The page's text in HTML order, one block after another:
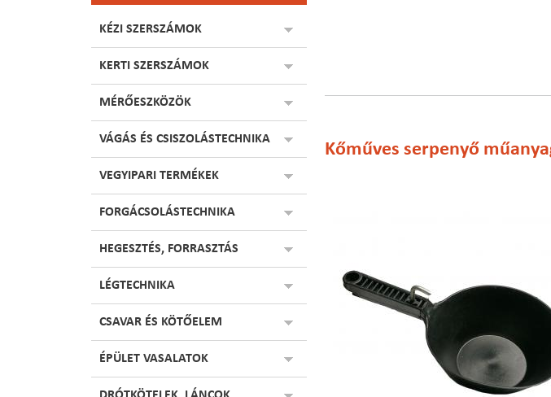
KÉZI SZERSZÁMOK
KERTI SZERSZÁMOK
MÉRŐESZKÖZÖK
VÁGÁS ÉS CSISZOLÁSTECHNIKA
VEGYIPARI TERMÉKEK
FORGÁCSOLÁSTECHNIKA
HEGESZTÉS, FORRASZTÁS
LÉGTECHNIKA
CSAVAR ÉS KÖTŐELEM
ÉPÜLET VASALATOK
Kőműves serpenyő